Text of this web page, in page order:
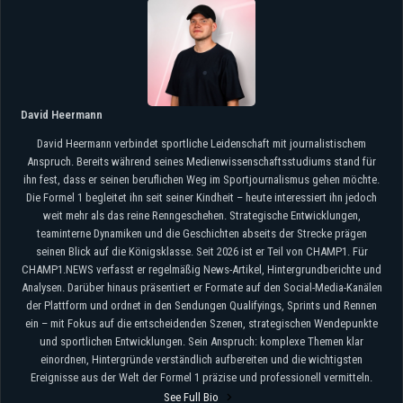
David Heermann
David Heermann verbindet sportliche Leidenschaft mit journalistischem
Anspruch. Bereits während seines Medienwissenschaftsstudiums stand für
ihn fest, dass er seinen beruflichen Weg im Sportjournalismus gehen möchte.
Die Formel 1 begleitet ihn seit seiner Kindheit – heute interessiert ihn jedoch
weit mehr als das reine Renngeschehen. Strategische Entwicklungen,
teaminterne Dynamiken und die Geschichten abseits der Strecke prägen
seinen Blick auf die Königsklasse. Seit 2026 ist er Teil von CHAMP1. Für
CHAMP1.NEWS verfasst er regelmäßig News-Artikel, Hintergrundberichte und
Analysen. Darüber hinaus präsentiert er Formate auf den Social-Media-Kanälen
der Plattform und ordnet in den Sendungen Qualifyings, Sprints und Rennen
ein – mit Fokus auf die entscheidenden Szenen, strategischen Wendepunkte
und sportlichen Entwicklungen. Sein Anspruch: komplexe Themen klar
einordnen, Hintergründe verständlich aufbereiten und die wichtigsten
Ereignisse aus der Welt der Formel 1 präzise und professionell vermitteln.
See Full Bio